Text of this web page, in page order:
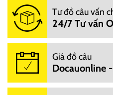
Tư đồ câu vấn
24/7 Tư vấn
Giá đồ câu
Docauonline